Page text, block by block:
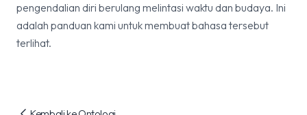
pengendalian diri berulang melintasi waktu dan budaya. Ini
adalah panduan kami untuk membuat bahasa tersebut
terlihat.